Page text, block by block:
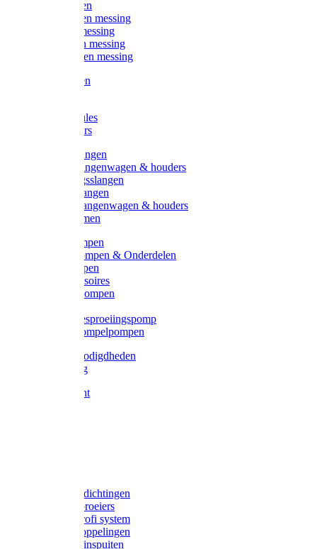
Kogelkranen
Koppelingen messing
Sproeiers messing
Tuinspuiten messing
Slangstukken messing
Handspuiten
Kunststoftules
Regenmeters
Overige slangen
Overige slangenwagen & houders
Beregeningsslangen
Gardena slangen
Gardena slangenwagen & houders
Slangklemmen
Leader pompen
Zwengelpompen & Onderdelen
Ebara pompen
Pompaccessoires
Excellent pompen
Gardena besproeiingspomp
Gardena dompelpompen
Tyleen benodigdheden
Tyleenslang
Lange bocht
Gardena afdichtingen
Gardena sproeiers
Gardena Profi system
Gardena koppelingen
Gardena tuinspuiten